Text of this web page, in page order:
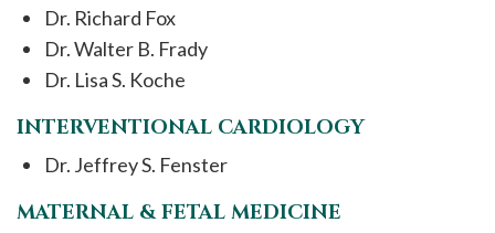
Dr. Richard Fox
Dr. Walter B. Frady
Dr. Lisa S. Koche
INTERVENTIONAL CARDIOLOGY
Dr. Jeffrey S. Fenster
MATERNAL & FETAL MEDICINE